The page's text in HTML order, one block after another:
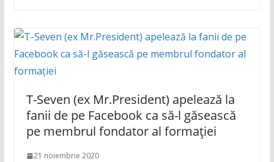
T-Seven (ex Mr.President) apelează la
fanii de pe Facebook ca să-l găsească
pe membrul fondator al formației
21 noiembrie 2020